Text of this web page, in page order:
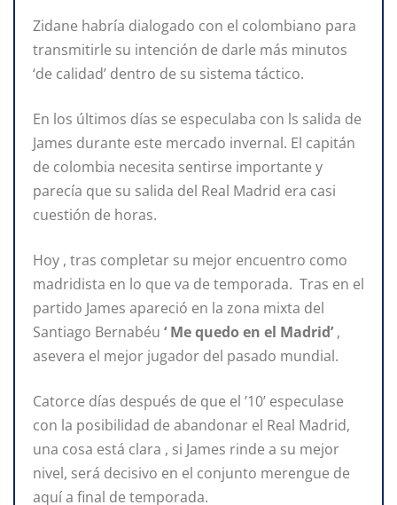
Zidane habría dialogado con el colombiano para
transmitirle su intención de darle más minutos
‘de calidad’ dentro de su sistema táctico.
En los últimos días se especulaba con ls salida de
James durante este mercado invernal. El capitán
de colombia necesita sentirse importante y
parecía que su salida del Real Madrid era casi
cuestión de horas.
Hoy , tras completar su mejor encuentro como
madridista en lo que va de temporada. Tras en el
partido James apareció en la zona mixta del
Santiago Bernabéu ‘ Me quedo en el Madrid’,
asevera el mejor jugador del pasado mundial.
Catorce días después de que el ’10’ especulase
con la posibilidad de abandonar el Real Madrid,
una cosa está clara , si James rinde a su mejor
nivel, será decisivo en el conjunto merengue de
aquí a final de temporada.